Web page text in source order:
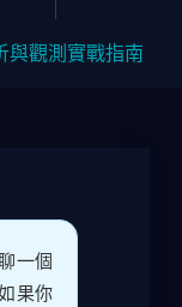
與觀測實戰指南
一個
果你